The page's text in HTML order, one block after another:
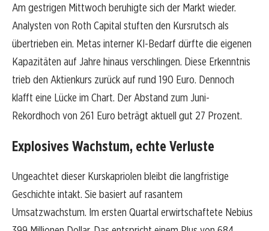
Am gestrigen Mittwoch beruhigte sich der Markt wieder.
Analysten von Roth Capital stuften den Kursrutsch als
übertrieben ein. Metas interner KI-Bedarf dürfte die eigenen
Kapazitäten auf Jahre hinaus verschlingen. Diese Erkenntnis
trieb den Aktienkurs zurück auf rund 190 Euro. Dennoch
klafft eine Lücke im Chart. Der Abstand zum Juni-
Rekordhoch von 261 Euro beträgt aktuell gut 27 Prozent.
Explosives Wachstum, echte Verluste
Ungeachtet dieser Kurskapriolen bleibt die langfristige
Geschichte intakt. Sie basiert auf rasantem
Umsatzwachstum. Im ersten Quartal erwirtschaftete Nebius